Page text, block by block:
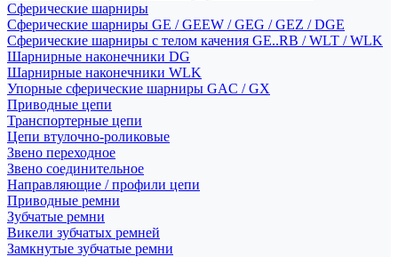
Сферические шарниры
Сферические шарниры GE / GEEW / GEG / GEZ / DGE
Сферические шарниры с телом качения GE..RB / WLT / WLK
Шарнирные наконечники DG
Шарнирные наконечники WLK
Упорные сферические шарниры GAC / GX
Приводные цепи
Транспортерные цепи
Цепи втулочно-роликовые
Звено переходное
Звено соединительное
Направляющие / профили цепи
Приводные ремни
Зубчатые ремни
Викели зубчатых ремней
Замкнутые зубчатые ремни